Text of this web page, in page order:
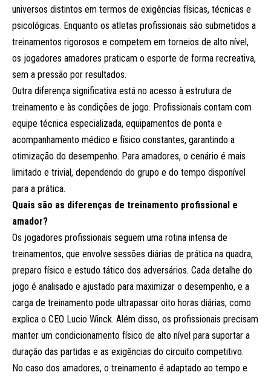
universos distintos em termos de exigências físicas, técnicas e
psicológicas. Enquanto os atletas profissionais são submetidos a
treinamentos rigorosos e competem em torneios de alto nível,
os jogadores amadores praticam o esporte de forma recreativa,
sem a pressão por resultados.
Outra diferença significativa está no acesso à estrutura de
treinamento e às condições de jogo. Profissionais contam com
equipe técnica especializada, equipamentos de ponta e
acompanhamento médico e físico constantes, garantindo a
otimização do desempenho. Para amadores, o cenário é mais
limitado e trivial, dependendo do grupo e do tempo disponível
para a prática.
Quais são as diferenças de treinamento profissional e
amador?
Os jogadores profissionais seguem uma rotina intensa de
treinamentos, que envolve sessões diárias de prática na quadra,
preparo físico e estudo tático dos adversários. Cada detalhe do
jogo é analisado e ajustado para maximizar o desempenho, e a
carga de treinamento pode ultrapassar oito horas diárias, como
explica o CEO Lucio Winck. Além disso, os profissionais precisam
manter um condicionamento físico de alto nível para suportar a
duração das partidas e as exigências do circuito competitivo.
No caso dos amadores, o treinamento é adaptado ao tempo e